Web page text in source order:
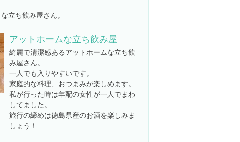
立ち飲み屋さん。
アットホームな立ち飲み屋
綺麗で清潔感あるアットホームな立ち飲
み屋さん。
一人でも入りやすいです。
家庭的な料理、おつまみが楽しめます。
私が行った時は年配の女性が一人でまわ
してました。
旅行の締めは徳島県産のお酒を楽しみま
しょう！